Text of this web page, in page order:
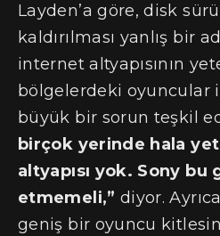
Layden’a göre, disk
kaldırılması yanlış bir
internet altyapısının
bölgelerdeki oyuncular
büyük bir sorun teşkil
birçok yerinde hala
altyapısı yok. Sony bu
etmemeli,” diyor.
geniş bir oyuncu